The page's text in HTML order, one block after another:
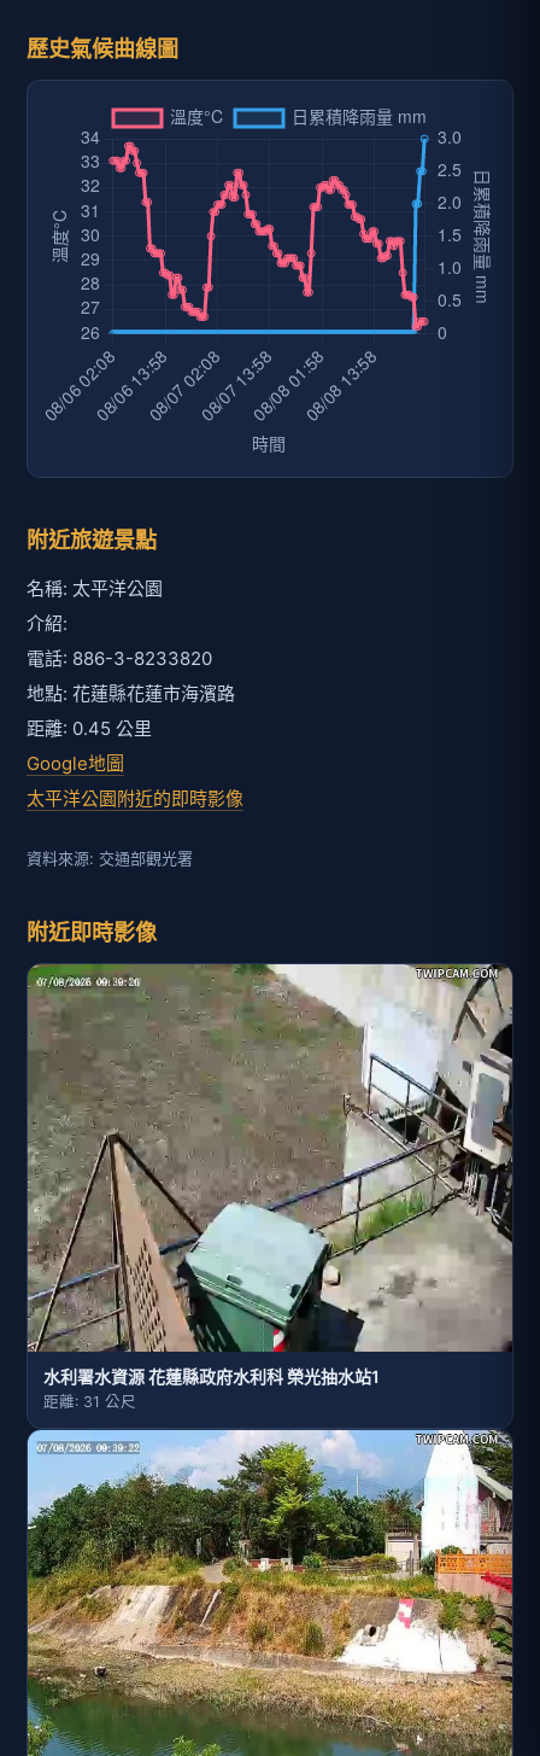
歷史氣候曲線圖
附近旅遊景點
名稱: 太平洋公園
介紹:
電話: 886-3-8233820
地點: 花蓮縣花蓮市海濱路
距離: 0.45 公里
Google地圖
太平洋公園附近的即時影像
資料來源: 交通部觀光署
附近即時影像
水利署水資源 花蓮縣政府水利科 榮光抽水站1
距離: 31 公尺